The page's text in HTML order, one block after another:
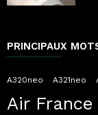
PRINCIPAUX
A320neo A321neo
Air France